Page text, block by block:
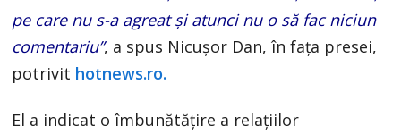
pe care nu s-a agreat și atunci nu o să fac niciun
comentariu”, a spus Nicușor Dan, în fața presei,
potrivit hotnews.ro.
El a indicat o îmbunătățire a relațiilor